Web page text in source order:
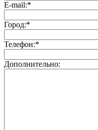
E-mail:*
Город:*
Телефон:*
Дополнительно: